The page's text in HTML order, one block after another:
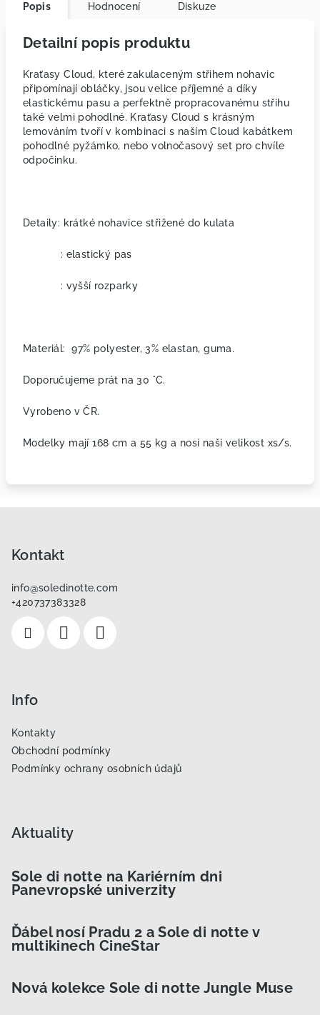
Popis Hodnocení Diskuze
Detailní popis produktu
Kraťasy Cloud, které zakulaceným střihem nohavic
připomínají obláčky, jsou velice příjemné a díky
elastickému pasu a perfektně propracovanému střihu
také velmi pohodlné. Kraťasy Cloud s krásným
lemováním tvoří v kombinaci s naším Cloud kabátkem
pohodlné pyžámko, nebo volnočasový set pro chvíle
odpočinku.
Detaily: krátké nohavice střižené do kulata
: elastický pas
: vyšší rozparky
Materiál: 97% polyester, 3% elastan, guma.
Doporučujeme prát na 30 °C.
Vyrobeno v ČR.
Modelky mají 168 cm a 55 kg a nosí naši velikost xs/s.
Kontakt
info@soledinotte.com
+420737383328
Info
Kontakty
Obchodní podmínky
Podmínky ochrany osobních údajů
Aktuality
Sole di notte na Kariérním dni
Panevropské univerzity
Ďábel nosí Pradu 2 a Sole di notte v
multikinech CineStar
Nová kolekce Sole di notte Jungle Muse